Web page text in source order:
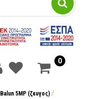
0
5MP (ζευγος)